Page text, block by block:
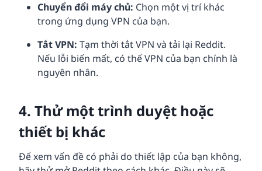
Chuyển đổi máy chủ: Chọn một vị trí khác
trong ứng dụng VPN của bạn.
TắtVPN: Tạm thời tắt VPN và tải lại Reddit.
Nếu lỗi biến mất, có thể VPN của bạn chính là
nguyên nhân.
4. Thử một trình duyệt hoặc
thiết bị khác
Để xem vấn đề có phải do thiết lập của bạn không,